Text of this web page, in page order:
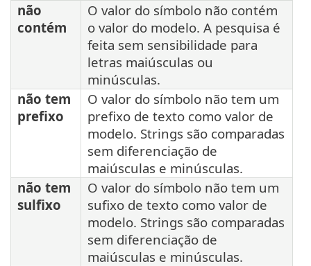
não
contém
O valor do símbolo não contém
o valor do modelo. A pesquisa é
feita sem sensibilidade para
letras maiúsculas ou
minúsculas.
não tem
prefixo
O valor do símbolo não tem um
prefixo de texto como valor de
modelo. Strings são comparadas
sem diferenciação de
maiúsculas e minúsculas.
não tem
sulfixo
O valor do símbolo não tem um
sufixo de texto como valor de
modelo. Strings são comparadas
sem diferenciação de
maiúsculas e minúsculas.